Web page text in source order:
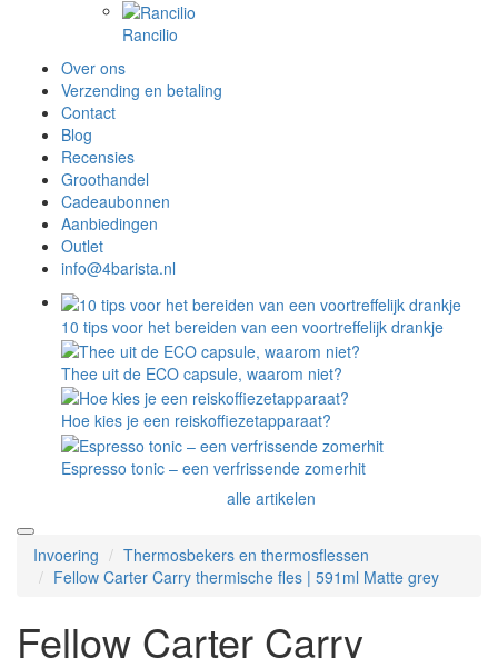
Rancilio
Over ons
Verzending en betaling
Contact
Blog
Recensies
Groothandel
Cadeaubonnen
Aanbiedingen
Outlet
info@4barista.nl
10 tips voor het bereiden van een voortreffelijk drankje
Thee uit de ECO capsule, waarom niet?
Hoe kies je een reiskoffiezetapparaat?
Espresso tonic – een verfrissende zomerhit
alle artikelen
Invoering
Thermosbekers en thermosflessen
Fellow Carter Carry thermische fles | 591ml Matte grey
Fellow Carter Carry